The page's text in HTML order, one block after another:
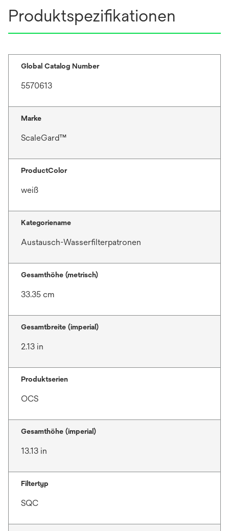
Produktspezifikationen
Global Catalog Number
5570613
Marke
ScaleGard™
ProductColor
weiß
Kategoriename
Austausch-Wasserfilterpatronen
Gesamthöhe (metrisch)
33.35 cm
Gesamtbreite (imperial)
2.13 in
Produktserien
OCS
Gesamthöhe (imperial)
13.13 in
Filtertyp
SQC